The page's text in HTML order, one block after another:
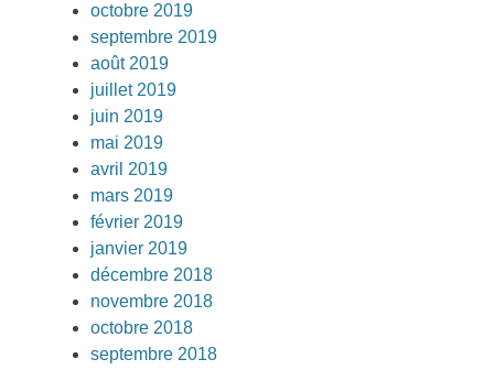
octobre 2019
septembre 2019
août 2019
juillet 2019
juin 2019
mai 2019
avril 2019
mars 2019
février 2019
janvier 2019
décembre 2018
novembre 2018
octobre 2018
septembre 2018